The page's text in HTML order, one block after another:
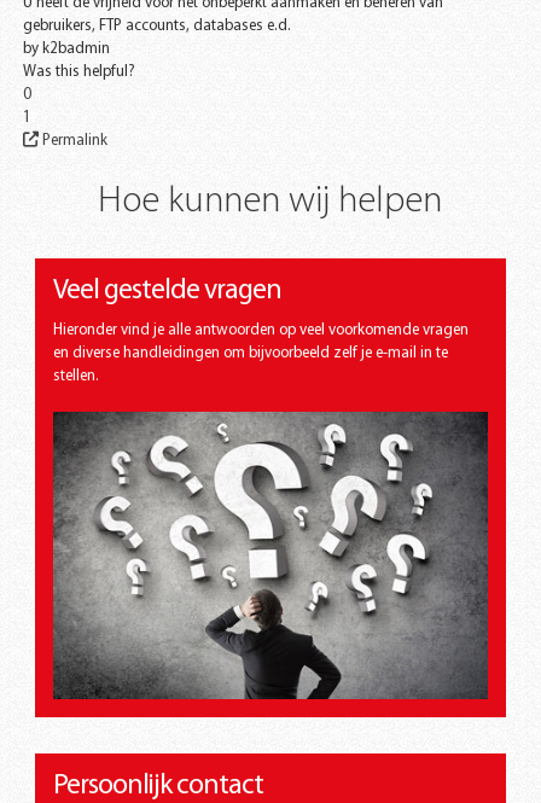
gebruikers, FTP accounts, databases e.d.
by k2badmin
Was this helpful?
0
1
Permalink
Hoe kunnen wij helpen
Veel gestelde vragen
Hieronder vind je alle antwoorden op veel voorkomende vragen
en diverse handleidingen om bijvoorbeeld zelf je e-mail in te
stellen.
Persoonlijk contact